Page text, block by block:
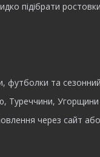
підібрати ростовки
футболки та
Туреччини,
через сайт